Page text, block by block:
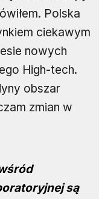
Polska
ciekawym
nowych
High-tech.
obszar
zmian w
są